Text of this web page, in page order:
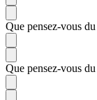
Que pensez-vous
Que pensez-vous